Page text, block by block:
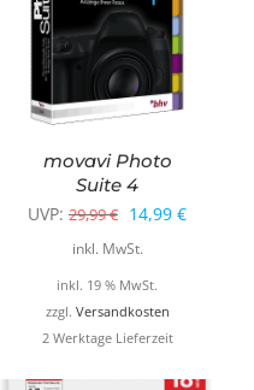
movavi Photo
Suite 4
UVP: 29,99€ Ursprünglicher
Preis
war:
29,99 €
14,99 €
inkl. MwSt.
inkl. 19 % MwSt.
zzgl. Versandkosten
2 Werktage Lieferzeit